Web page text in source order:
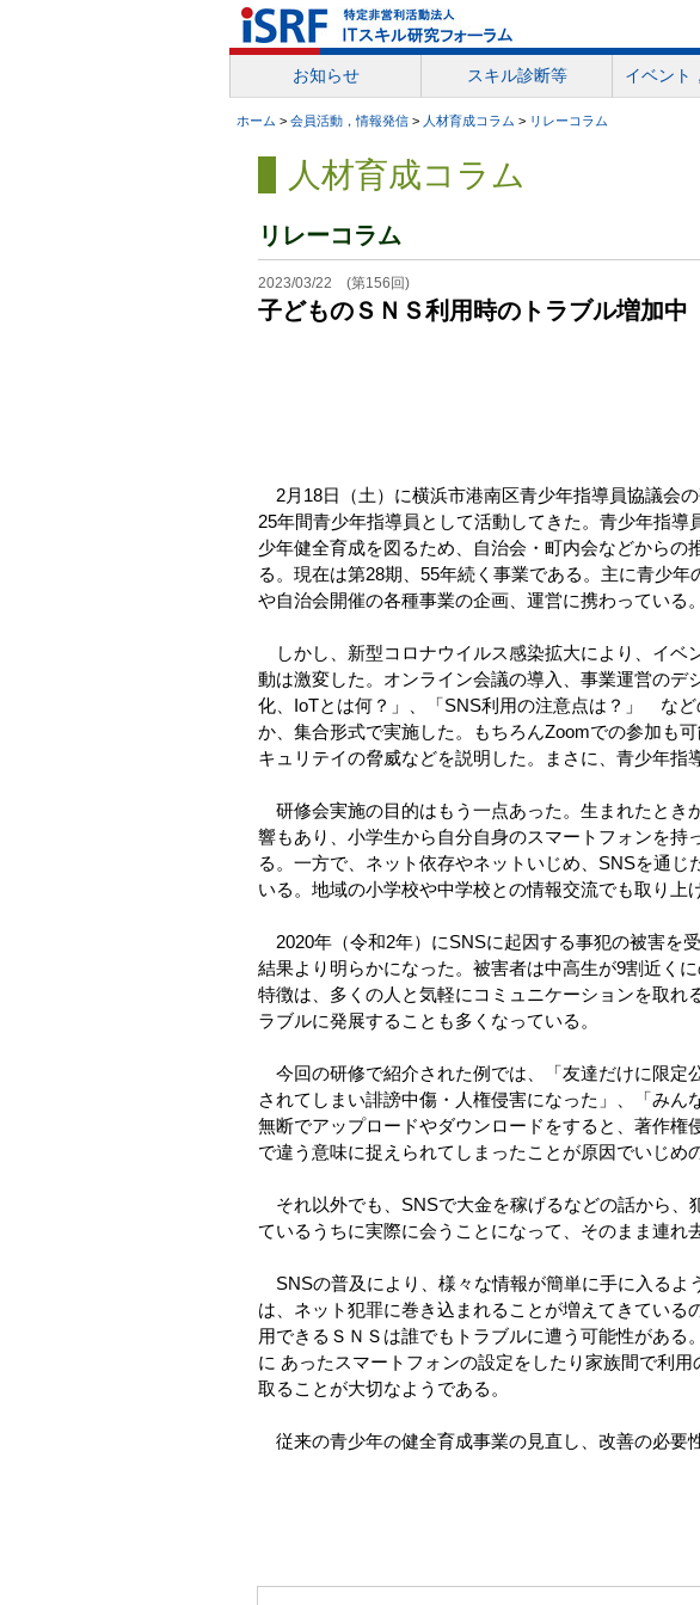
お知らせ スキル診断等 イベント
ホーム > 会員活動，情報発信> 人材育成コラム > リレーコラム
人材育成コラム
リレーコラム
2023/03/22 (第156回)
子どものＳＮＳ利用時のトラブル増加中
2月18日（土）に横浜市港南区青少年指導員協議会
25年間青少年指導員として活動してきた。青少年指
少年健全育成を図るため、自治会・町内会などから
る。現在は第28期、55年続く事業である。主に青少
や自治会開催の各種事業の企画、運営に携わっている。
しかし、新型コロナウイルス感染拡大により、イベ
動は激変した。オンライン会議の導入、事業運営の
化、IoTとは何？」、「SNS利用の注意点は？」 な
か、集合形式で実施した。もちろんZoomでの参加も
キュリテイの脅威などを説明した。まさに、青少年指
研修会実施の目的はもう一点あった。生まれたとき
響もあり、小学生から自分自身のスマートフォンを
る。一方で、ネット依存やネットいじめ、SNSを通
いる。地域の小学校や中学校との情報交流でも取り上
2020年（令和2年）にSNSに起因する事犯の被害を
結果より明らかになった。被害者は中高生が9割近く
特徴は、多くの人と気軽にコミュニケーションを取
ラブルに発展することも多くなっている。
今回の研修で紹介された例では、「友達だけに限定
されてしまい誹謗中傷・人権侵害になった」、「み
無断でアップロードやダウンロードをすると、著作
で違う意味に捉えられてしまったことが原因でいじめ
それ以外でも、SNSで大金を稼げるなどの話から、
ているうちに実際に会うことになって、そのまま連れ
SNSの普及により、様々な情報が簡単に手に入るよ
は、ネット犯罪に巻き込まれることが増えてきてい
用できるＳＮＳは誰でもトラブルに遭う可能性があ
に あったスマートフォンの設定をしたり家族間で利
取ることが大切なようである。
従来の青少年の健全育成事業の見直し、改善の必要